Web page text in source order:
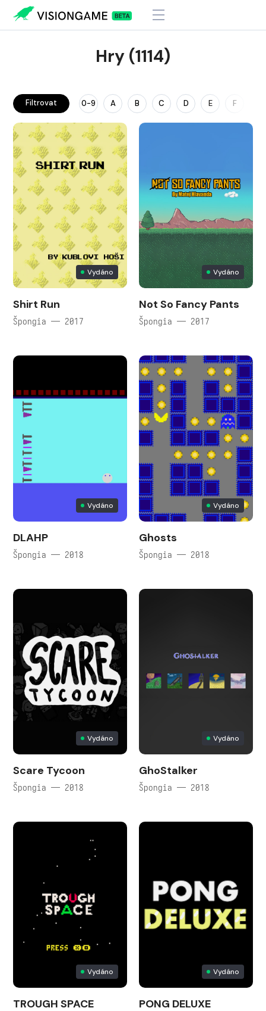
Hry (1114)
Filtrovat 0-9 A B C D E F
Vydáno
Shirt Run
Špongia — 2017
Vydáno
Not So Fancy Pants
Špongia — 2017
Vydáno
DLAHP
Špongia — 2018
Vydáno
Ghosts
Špongia — 2018
Vydáno
Scare Tycoon
Špongia — 2018
Vydáno
GhoStalker
Špongia — 2018
Vydáno
TROUGH SPACE
Vydáno
PONG DELUXE